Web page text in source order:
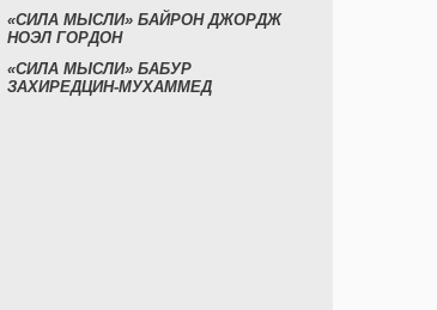
«СИЛА МЫСЛИ» БАЙРОН ДЖОРДЖ
НОЭЛ ГОРДОН
«СИЛА МЫСЛИ» БАБУР
ЗАХИРЕДЦИН-МУХАММЕД